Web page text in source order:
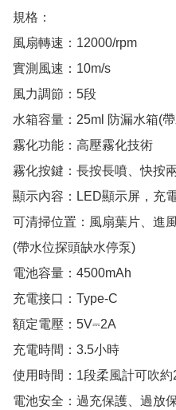
規格：
風扇轉速：12000/rpm
實測風速：10m/s
風力調節：5段
水箱容量：25ml 防漏水箱(
霧化功能：高壓霧化技術
霧化按鍵：長按長噴、快按
顯示內容：LED顯示屏，充
可清掃位置：風扇葉片、進
(帶水位探頭缺水停泵)
電池容量：4500mAh
充電接口：Type-C
額定電壓：5V⎓2A
充電時間：3.5小時
使用時間：1段柔風計可吹約
電池安全：過充保護、過放